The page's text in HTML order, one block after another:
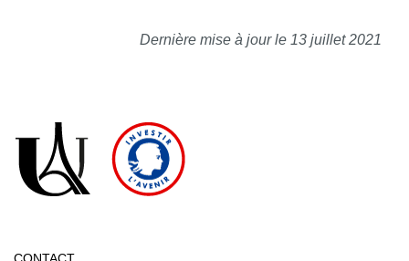
Dernière mise à jour le 13 juillet 2021